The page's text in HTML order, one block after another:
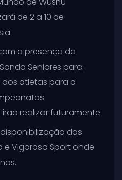
de 2 a 10 de
a presença da
Seniores para
atletas para a
realizar futuramente.
das
e Vigorosa Sport onde